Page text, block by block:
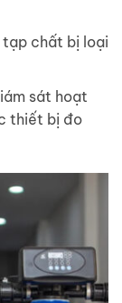
tạp chất bị loại
sát hoạt
thiết bị đo